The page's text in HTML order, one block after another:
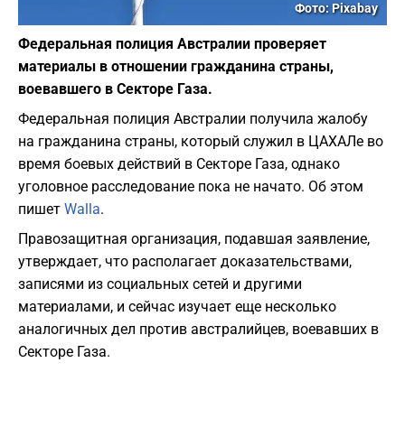
Фото: Pixabay
Федеральная полиция Австралии проверяет
материалы в отношении гражданина страны,
воевавшего в Секторе Газа.
Федеральная полиция Австралии получила жалобу
на гражданина страны, который служил в ЦАХАЛе во
время боевых действий в Секторе Газа, однако
уголовное расследование пока не начато. Об этом
пишет Walla.
Правозащитная организация, подавшая заявление,
утверждает, что располагает доказательствами,
записями из социальных сетей и другими
материалами, и сейчас изучает еще несколько
аналогичных дел против австралийцев, воевавших в
Секторе Газа.